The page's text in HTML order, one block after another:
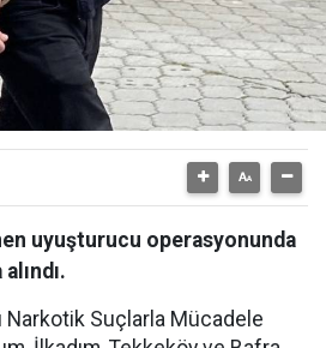
uyuşturucu operasyonunda
Narkotik Suçlarla Mücadele